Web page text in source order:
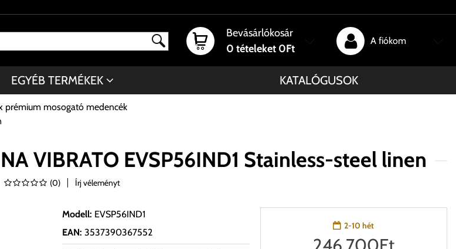
Bevásárlókosár
0 tételeket 0Ft
A fiókom
EGYÉB TERMÉKEK KATALÓGUSOK
prémium mosogató medencék
VIBRATO EVSP56IND1 Stainless-steel linen
(0) Írj véleményt
Modell: EVSP56IND1
EAN: 3537390367552
2-10 hét